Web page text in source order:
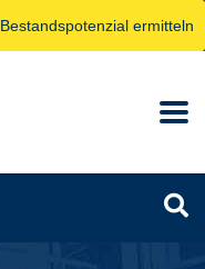
Bestandspotenzial ermitteln